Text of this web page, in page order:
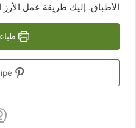
الأطباق. إليك طريقة عمل الأرز